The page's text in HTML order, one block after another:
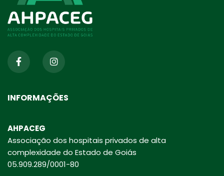
INFORMAÇÕES
AHPACEG
Associação dos hospitais privados de alta
complexidade do Estado de Goiás
05.909.289/0001-80